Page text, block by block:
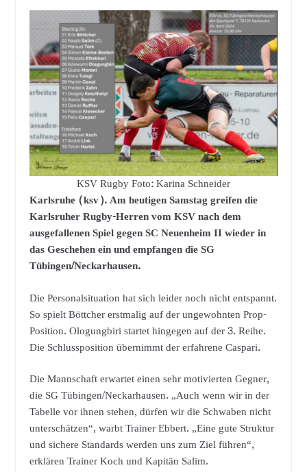
KSV Rugby Foto: Karina Schneider
Karlsruhe (ksv). Am heutigen Samstag greifen die
Karlsruher Rugby-Herren vom KSV nach dem
ausgefallenen Spiel gegen SC Neuenheim II wieder in
das Geschehen ein und empfangen die SG
Tübingen/Neckarhausen.
Die Personalsituation hat sich leider noch nicht entspannt.
So spielt Böttcher erstmalig auf der ungewohnten Prop-
Position. Ologungbiri startet hingegen auf der 3. Reihe.
Die Schlussposition übernimmt der erfahrene Caspari.
Die Mannschaft erwartet einen sehr motivierten Gegner,
die SG Tübingen/Neckarhausen. „Auch wenn wir in der
Tabelle vor ihnen stehen, dürfen wir die Schwaben nicht
unterschätzen“, warbt Trainer Ebbert. „Eine gute Struktur
und sichere Standards werden uns zum Ziel führen“,
erklären Trainer Koch und Kapitän Salim.